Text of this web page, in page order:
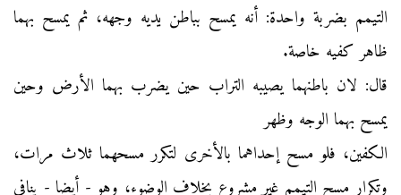
التيمم بضربة واحدة: أنه يمسح بباطن يديه وجهه، ثم يمسح بهما
ظاهر كفيه خاصة.
قال: لان باطنهما يصيبه التراب حين يضرب بهما الأرض وحين
يمسح بهما الوجه وظهر
الكفين، فلو مسح إحداهما بالأخرى لتكرر مسحهما ثلاث مرات،
وتكرار مسح التيمم غير مشروع بخلاف الوضوء، وهو - أيضا - ينافي